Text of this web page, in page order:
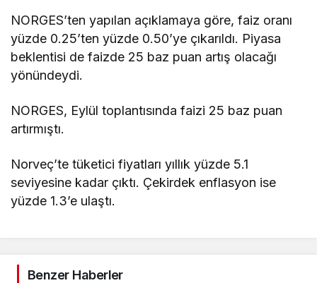
NORGES’ten yapılan açıklamaya göre, faiz oranı
yüzde 0.25’ten yüzde 0.50’ye çıkarıldı. Piyasa
beklentisi de faizde 25 baz puan artış olacağı
yönündeydi.
NORGES, Eylül toplantısında faizi 25 baz puan
artırmıştı.
Norveç’te tüketici fiyatları yıllık yüzde 5.1
seviyesine kadar çıktı. Çekirdek enflasyon ise
yüzde 1.3’e ulaştı.
Benzer Haberler